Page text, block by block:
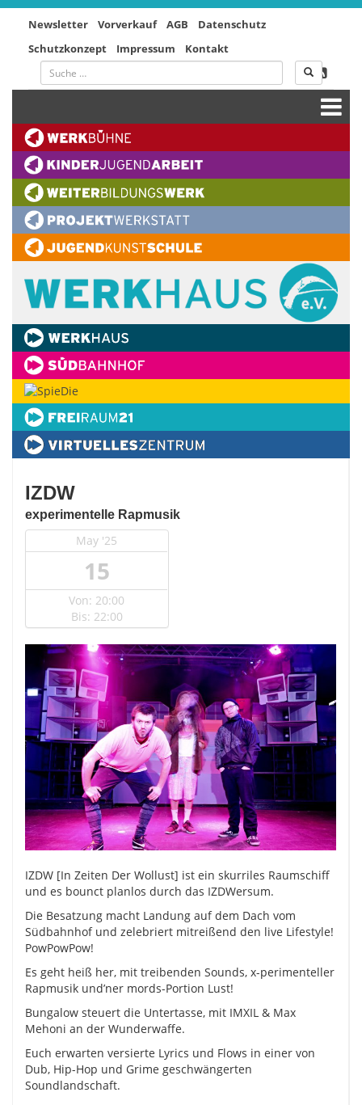
Newsletter Vorverkauf AGB
Datenschutz
Schutzkonzept
Impressum Kontakt
IZDW
experimentelle Rapmusik
May '25
15
Von: 20:00
Bis: 22:00
IZDW [In Zeiten Der Wollust] ist ein skurriles Raumschiff
und es bounct planlos durch das IZDWersum.
Die Besatzung macht Landung auf dem Dach vom
Südbahnhof und zelebriert mitreißend den live Lifestyle!
PowPowPow!
Es geht heiß her, mit treibenden Sounds, x-perimenteller
Rapmusik und’ner mords-Portion Lust!
Bungalow steuert die Untertasse, mit IMXIL & Max
Mehoni an der Wunderwaffe.
Euch erwarten versierte Lyrics und Flows in einer von
Dub, Hip-Hop und Grime geschwängerten
Soundlandschaft.